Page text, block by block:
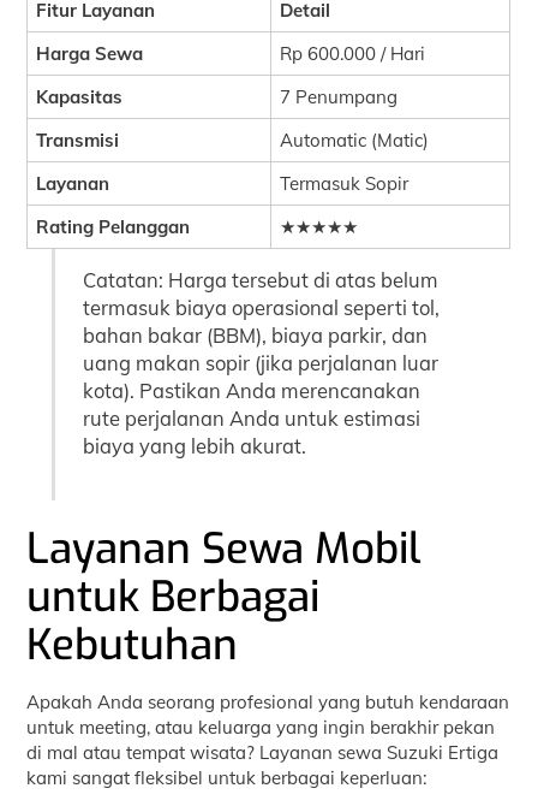
Fitur Layanan
Detail
Harga Sewa
Rp 600.000 / Hari
Kapasitas
7 Penumpang
Transmisi
Automatic (Matic)
Layanan
Termasuk Sopir
Rating Pelanggan
★★★★★
Catatan: Harga tersebut di atas belum
termasuk biaya operasional seperti tol,
bahan bakar (BBM), biaya parkir, dan
uang makan sopir (jika perjalanan luar
kota). Pastikan Anda merencanakan
rute perjalanan Anda untuk estimasi
biaya yang lebih akurat.
Layanan Sewa Mobil
untuk Berbagai
Kebutuhan
Apakah Anda seorang profesional yang butuh kendaraan
untuk meeting, atau keluarga yang ingin berakhir pekan
di mal atau tempat wisata? Layanan sewa Suzuki Ertiga
kami sangat fleksibel untuk berbagai keperluan: